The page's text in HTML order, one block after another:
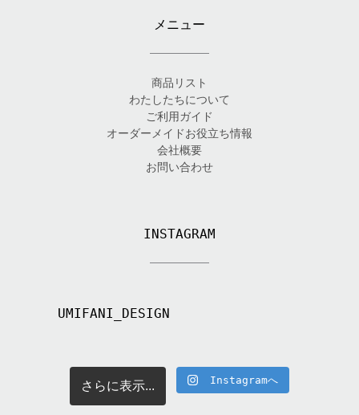
メニュー
商品リスト
わたしたちについて
ご利用ガイド
オーダーメイドお役立ち情報
会社概要
お問い合わせ
INSTAGRAM
UMIFANI_DESIGN
さらに表示... Instagramへ